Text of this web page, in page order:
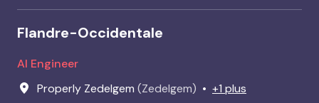
Flandre-Occidentale
AI Engineer
Properly Zedelgem (Zedelgem) • +1 plus